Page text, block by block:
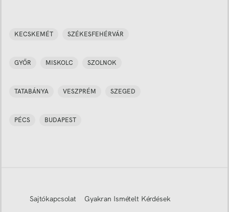
KECSKEMÉT SZÉKESFEHÉRVÁR
GYŐR MISKOLC SZOLNOK
TATABÁNYA VESZPRÉM SZEGED
PÉCS BUDAPEST
Sajtókapcsolat Gyakran Ismételt Kérdések